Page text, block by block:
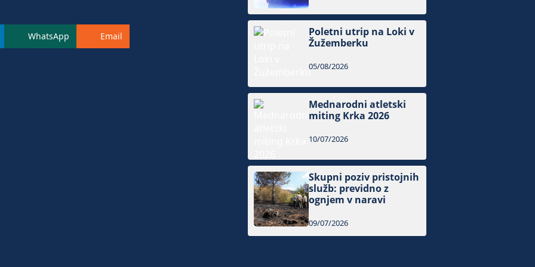
WhatsApp Email
Poletni utrip na Loki v
Žužemberku
05/08/2026
Mednarodni atletski
miting Krka 2026
10/07/2026
Skupni poziv pristojnih
služb: previdno z
ognjem v naravi
09/07/2026